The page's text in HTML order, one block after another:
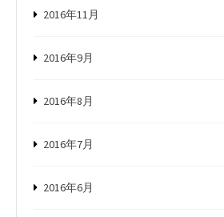
2016年11月
2016年9月
2016年8月
2016年7月
2016年6月